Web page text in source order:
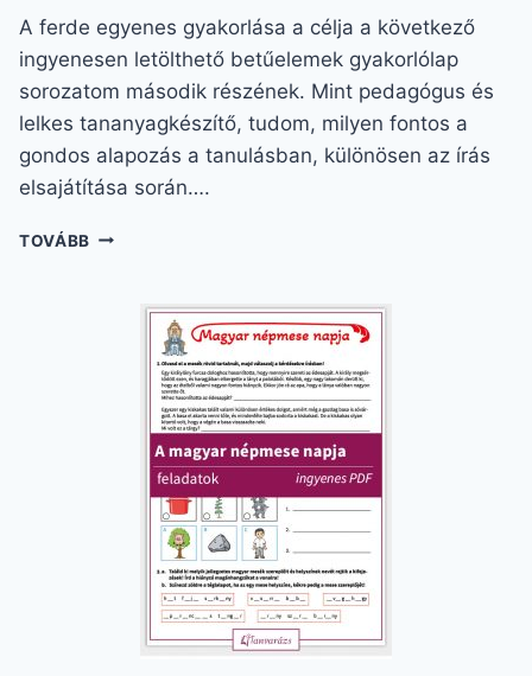
A ferde egyenes gyakorlása a célja a következő
ingyenesen letölthető betűelemek gyakorlólap
sorozatom második részének. Mint pedagógus és
lelkes tananyagkészítő, tudom, milyen fontos a
gondos alapozás a tanulásban, különösen az írás
elsajátítása során….
TOVÁBB FERDE
VARÁZSLATOS
BETŰELEM